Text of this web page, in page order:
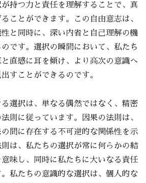
持つ力と責任を理解することで、真
ことができます。この自由意志は、
と同時に、深い内省と自己理解の機
です。選択の瞬間において、私たち
直感に耳を傾け、より高次の意識へ
すことができるのです。
選択は、単なる偶然ではなく、精密
則に従っています。因果の法則は、
間に存在する不可逆的な関係性を示
は、私たちの選択が常に何らかの結
味し、同時に私たちに大いなる責任
私たちの意識的な選択は、個人的な